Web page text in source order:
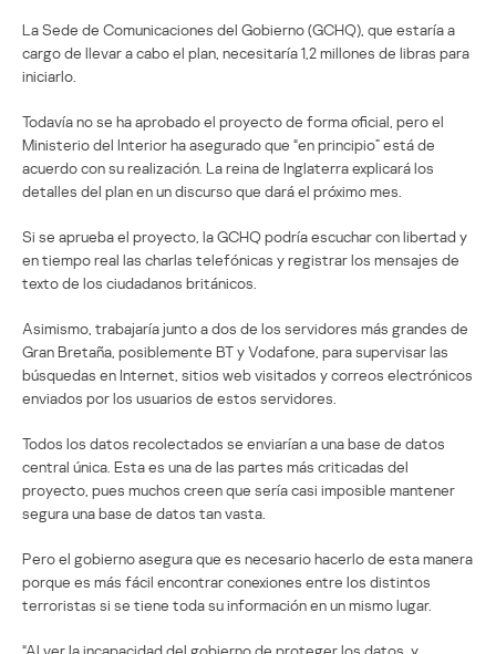
La Sede de Comunicaciones del Gobierno (GCHQ), que estaría a
cargo de llevar a cabo el plan, necesitaría 1,2 millones de libras para
iniciarlo.
Todavía no se ha aprobado el proyecto de forma oficial, pero el
Ministerio del Interior ha asegurado que “en principio” está de
acuerdo con su realización. La reina de Inglaterra explicará los
detalles del plan en un discurso que dará el próximo mes.
Si se aprueba el proyecto, la GCHQ podría escuchar con libertad y
en tiempo real las charlas telefónicas y registrar los mensajes de
texto de los ciudadanos británicos.
Asimismo, trabajaría junto a dos de los servidores más grandes de
Gran Bretaña, posiblemente BT y Vodafone, para supervisar las
búsquedas en Internet, sitios web visitados y correos electrónicos
enviados por los usuarios de estos servidores.
Todos los datos recolectados se enviarían a una base de datos
central única. Esta es una de las partes más criticadas del
proyecto, pues muchos creen que sería casi imposible mantener
segura una base de datos tan vasta.
Pero el gobierno asegura que es necesario hacerlo de esta manera
porque es más fácil encontrar conexiones entre los distintos
terroristas si se tiene toda su información en un mismo lugar.
“Al ver la incapacidad del gobierno de proteger los datos, y